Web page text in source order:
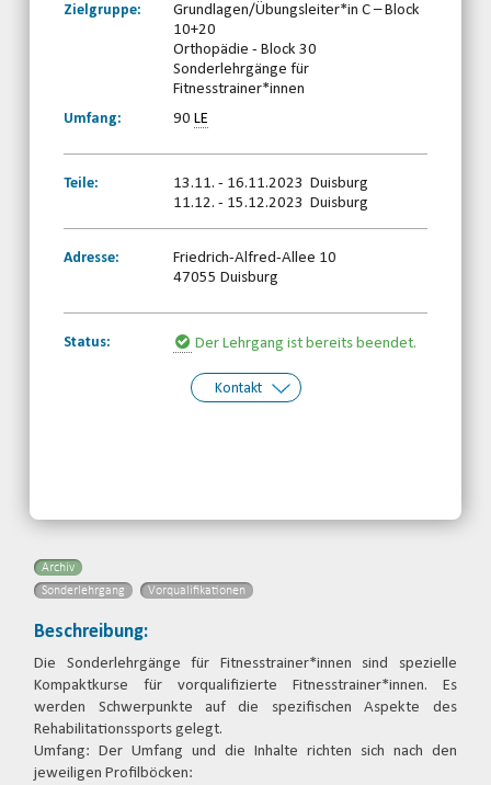
Zielgruppe:
Grundlagen/Übungsleiter*in C – Block
10+20
Orthopädie - Block 30
Sonderlehrgänge für
Fitnesstrainer*innen
Umfang:
90 LE
Teile:
13.11. - 16.11.2023 Duisburg
11.12. - 15.12.2023 Duisburg
Adresse:
Friedrich-Alfred-Allee 10
47055 Duisburg
Status: Der Lehrgang ist bereits beendet.
Kontakt
Archiv
Sonderlehrgang
Vorqualifikationen
Beschreibung:
Die Sonderlehrgänge für Fitnesstrainer*innen sind spezielle
Kompaktkurse für vorqualifizierte Fitnesstrainer*innen. Es
werden Schwerpunkte auf die spezifischen Aspekte des
Rehabilitationssports gelegt.
Umfang: Der Umfang und die Inhalte richten sich nach den
jeweiligen Profilböcken: